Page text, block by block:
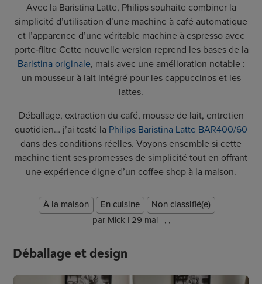
Avec la Baristina Latte, Philips souhaite combiner la
simplicité d’utilisation d’une machine à café automatique
et l’apparence d’une véritable machine à espresso avec
porte‑filtre Cette nouvelle version reprend les bases de la
Baristina originale, mais avec une amélioration notable :
un mousseur à lait intégré pour les cappuccinos et les
lattes.
Déballage, extraction du café, mousse de lait, entretien
quotidien… j’ai testé la Philips Baristina Latte BAR400/60
dans des conditions réelles. Voyons ensemble si cette
machine tient ses promesses de simplicité tout en offrant
une expérience digne d’un coffee shop à la maison.
À la maison En cuisine
Non classifié(e)
par Mick | 29 mai| , ,
Déballage et design